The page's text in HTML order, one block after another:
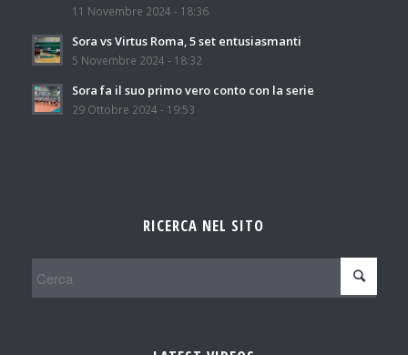
11 Novembre 2024 - 18:36
Sora vs Virtus Roma, 5 set entusiasmanti
5 Novembre 2024 - 18:32
Sora fa il suo primo vero conto con la serie
29 Ottobre 2024 - 19:53
RICERCA NEL SITO